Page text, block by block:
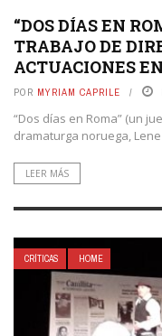
“DOS DÍAS EN
TRABAJO DE
ACTUACIONES
POR MYRIAM CAPRILE
“Dos días en Roma” (un
dramaturga noruega,
LEER MÁS
CRÍTICAS HOME